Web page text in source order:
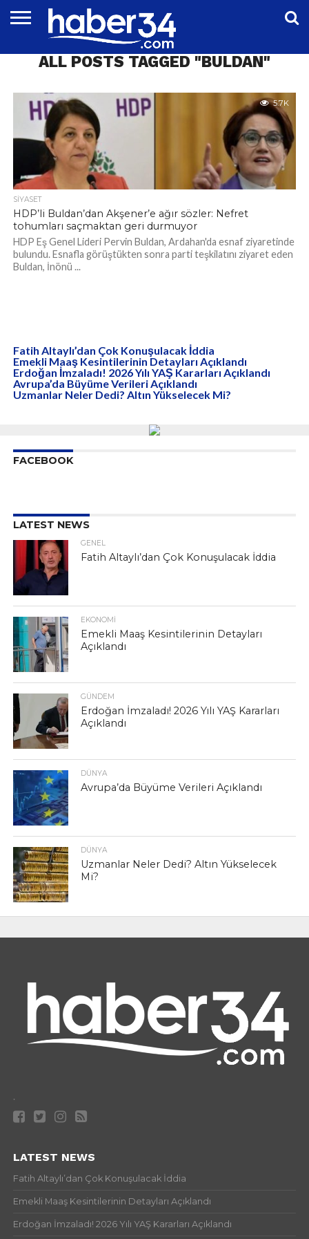
EĞITIM
EKONOMI
GENEL
MAGAZIN
OTOMOTIV
SIYASET
SPOR
TEKNOLOJI
ALL POSTS TAGGED "BULDAN"
5.7K
SIYASET
HDP’li Buldan’dan Akşener’e ağır sözler: Nefret
tohumları saçmaktan geri durmuyor
HDP Eş Genel Lideri Pervin Buldan, Ardahan'da esnaf ziyaretinde
bulundu. Esnafla görüştükten sonra parti teşkilatını ziyaret eden
Buldan, İnönü ...
Fatih Altaylı’dan Çok Konuşulacak İddia
Emekli Maaş Kesintilerinin Detayları Açıklandı
Erdoğan İmzaladı! 2026 Yılı YAŞ Kararları Açıklandı
Avrupa’da Büyüme Verileri Açıklandı
Uzmanlar Neler Dedi? Altın Yükselecek Mi?
FACEBOOK
LATEST NEWS
GENEL
Fatih Altaylı’dan Çok Konuşulacak İddia
EKONOMI
Emekli Maaş Kesintilerinin Detayları
Açıklandı
GÜNDEM
Erdoğan İmzaladı! 2026 Yılı YAŞ Kararları
Açıklandı
DÜNYA
Avrupa’da Büyüme Verileri Açıklandı
DÜNYA
Uzmanlar Neler Dedi? Altın Yükselecek
Mi?
.
LATEST NEWS
Fatih Altaylı’dan Çok Konuşulacak İddia
Emekli Maaş Kesintilerinin Detayları Açıklandı
Erdoğan İmzaladı! 2026 Yılı YAŞ Kararları Açıklandı